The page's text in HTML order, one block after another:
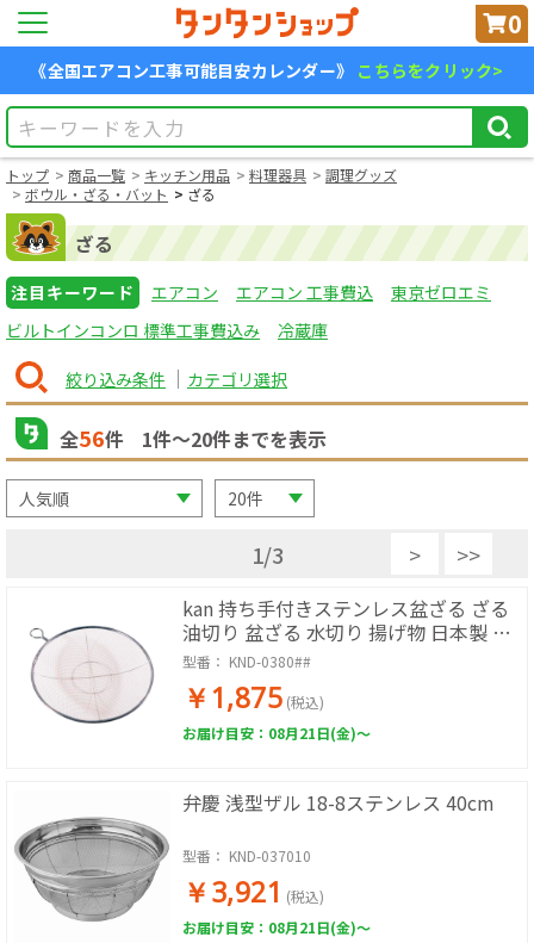
0
《全国エアコン工事可能目安カレンダー》 こちらをクリック>
トップ 商品一覧 キッチン用品 料理器具
調理グッズ
ボウル・ざる・バット
ざる
ざる
注目キーワード エアコン エアコン 工事費込
東京ゼロエミ
ビルトインコンロ 標準工事費込み
冷蔵庫
絞り込み条件 カテゴリ選択
全56件 1件〜20件までを表示
1/3 > >>
kan 持ち手付きステンレス盆ざる ざる
油切り 盆ざる 水切り 揚げ物 日本製 リ
ング付
型番： KND-0380##
￥1,875 (税込)
お届け目安：08月21日(金)～
弁慶 浅型ザル 18-8ステンレス 40cm
型番： KND-037010
￥3,921 (税込)
お届け目安：08月21日(金)～